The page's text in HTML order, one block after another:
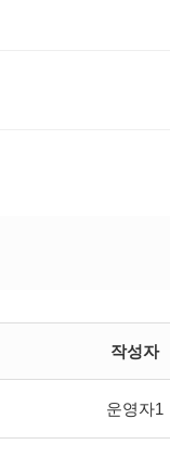
작성자
운영자1